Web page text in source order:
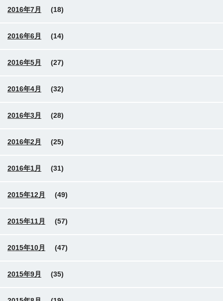
2016年7月 (18)
2016年6月 (14)
2016年5月 (27)
2016年4月 (32)
2016年3月 (28)
2016年2月 (25)
2016年1月 (31)
2015年12月 (49)
2015年11月 (57)
2015年10月 (47)
2015年9月 (35)